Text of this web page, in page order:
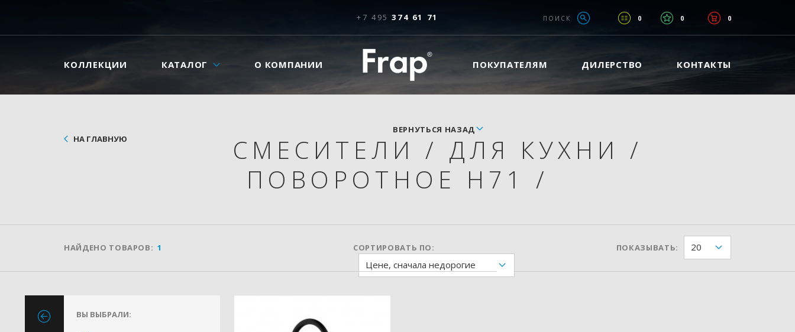
+7 495 374 61 71 0 0 0
ПОИСК
КОЛЛЕКЦИИ КАТАЛОГ О КОМПАНИИ ПОКУПАТЕЛЯМ ДИЛЕРСТВО КОНТАКТЫ
НА ГЛАВНУЮ
ВЕРНУТЬСЯ НАЗАД
СМЕСИТЕЛИ / ДЛЯ КУХНИ /
ПОВОРОТНОЕ H71 /
НАЙДЕНО ТОВАРОВ: 1 СОРТИРОВАТЬ ПО:
Цене, сначала недорогие
ПОКАЗЫВАТЬ: 20
ВЫ ВЫБРАЛИ: